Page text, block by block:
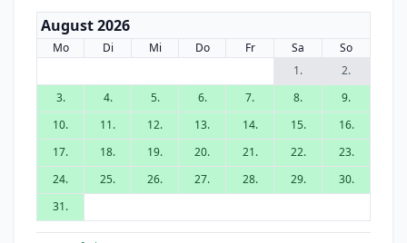
August 2026
Mo Di Mi Do Fr Sa
So
1.
2.
3.
4. 5. 6. 7. 8.
9.
10.
11. 12. 13. 14. 15.
16.
17.
18. 19. 20. 21. 22.
23.
24.
25. 26. 27. 28. 29.
30.
31.